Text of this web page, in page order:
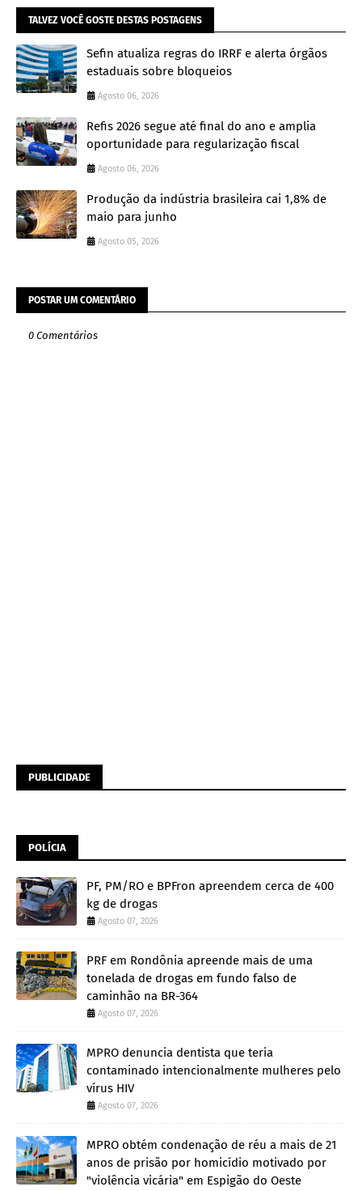
TALVEZ VOCÊ GOSTE DESTAS POSTAGENS
Sefin atualiza regras do IRRF e alerta órgãos
estaduais sobre bloqueios
Agosto 06, 2026
Refis 2026 segue até final do ano e amplia
oportunidade para regularização fiscal
Agosto 06, 2026
Produção da indústria brasileira cai 1,8% de
maio para junho
Agosto 05, 2026
POSTAR UM COMENTÁRIO
0 Comentários
PUBLICIDADE
POLÍCIA
PF, PM/RO e BPFron apreendem cerca de 400
kg de drogas
Agosto 07, 2026
PRF em Rondônia apreende mais de uma
tonelada de drogas em fundo falso de
caminhão na BR-364
Agosto 07, 2026
MPRO denuncia dentista que teria
contaminado intencionalmente mulheres pelo
vírus HIV
Agosto 07, 2026
MPRO obtém condenação de réu a mais de 21
anos de prisão por homicídio motivado por
"violência vicária" em Espigão do Oeste